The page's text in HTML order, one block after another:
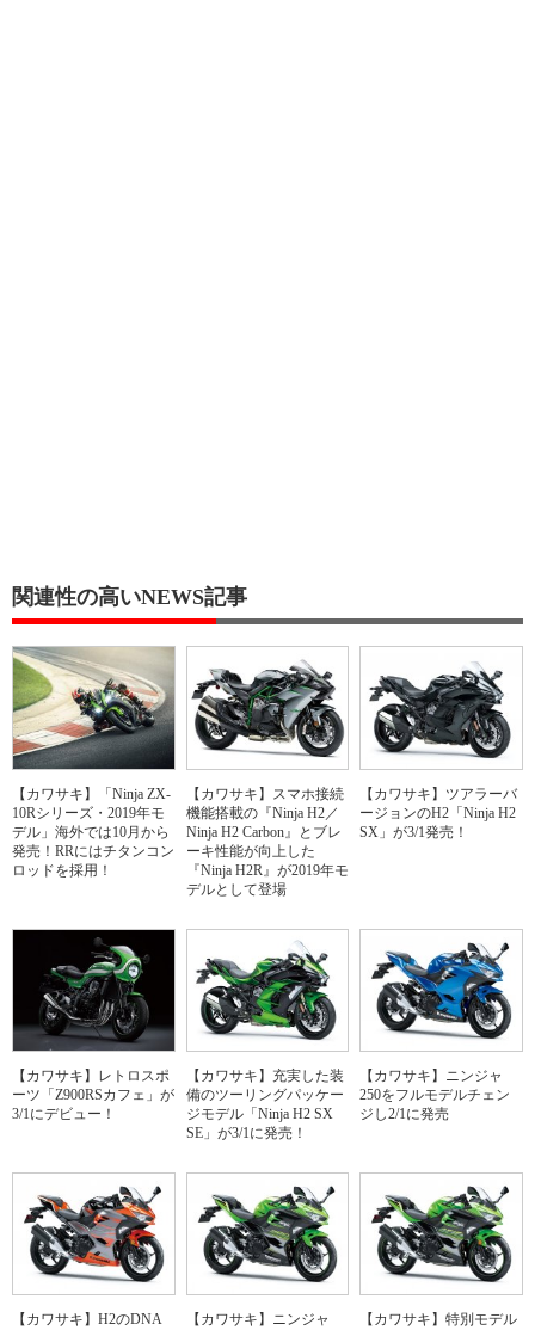
関連性の高いNEWS記事
【カワサキ】「Ninja ZX-
10Rシリーズ・2019年モ
デル」海外では10月から
発売！RRにはチタンコン
ロッドを採用！
【カワサキ】スマホ接続
機能搭載の『Ninja H2／
Ninja H2 Carbon』とブレ
ーキ性能が向上した
『Ninja H2R』が2019年モ
デルとして登場
【カワサキ】ツアラーバ
ージョンのH2「Ninja H2
SX」が3/1発売！
【カワサキ】レトロスポ
ーツ「Z900RSカフェ」が
3/1にデビュー！
【カワサキ】充実した装
備のツーリングパッケー
ジモデル「Ninja H2 SX
SE」が3/1に発売！
【カワサキ】ニンジャ
250をフルモデルチェン
ジし2/1に発売
【カワサキ】H2のDNA
【カワサキ】ニンジャ
【カワサキ】特別モデル